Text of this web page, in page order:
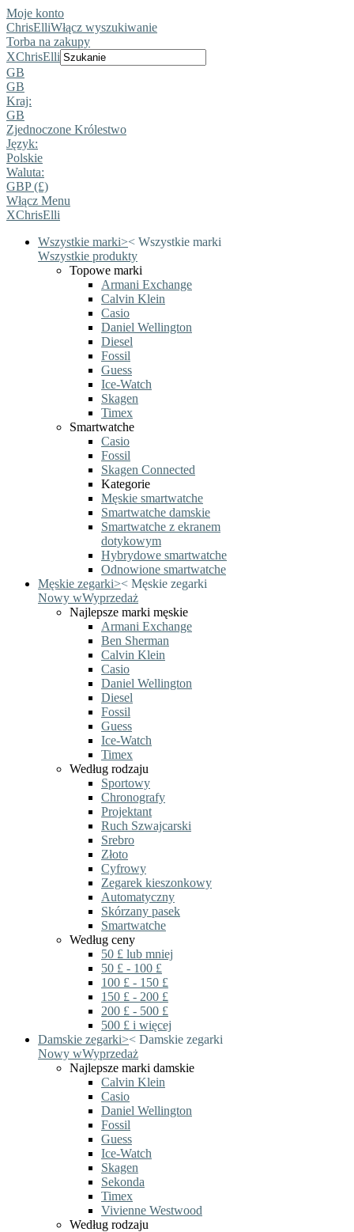
Moje konto
ChrisElliWłącz wyszukiwanie
Torba na zakupy
XChrisElli
GB
GB
Kraj:
GB
Zjednoczone Królestwo
Język:
Polskie
Waluta:
GBP (£)
Włącz Menu
XChrisElli
Wszystkie marki>< Wszystkie marki
Wszystkie produkty
Topowe marki
Armani Exchange
Calvin Klein
Casio
Daniel Wellington
Diesel
Fossil
Guess
Ice-Watch
Skagen
Timex
Smartwatche
Casio
Fossil
Skagen Connected
Kategorie
Męskie smartwatche
Smartwatche damskie
Smartwatche z ekranem
dotykowym
Hybrydowe smartwatche
Odnowione smartwatche
Męskie zegarki>< Męskie zegarki
Nowy wWyprzedaż
Najlepsze marki męskie
Armani Exchange
Ben Sherman
Calvin Klein
Casio
Daniel Wellington
Diesel
Fossil
Guess
Ice-Watch
Timex
Według rodzaju
Sportowy
Chronografy
Projektant
Ruch Szwajcarski
Srebro
Złoto
Cyfrowy
Zegarek kieszonkowy
Automatyczny
Skórzany pasek
Smartwatche
Według ceny
50 £ lub mniej
50 £ - 100 £
100 £ - 150 £
150 £ - 200 £
200 £ - 500 £
500 £ i więcej
Damskie zegarki>< Damskie zegarki
Nowy wWyprzedaż
Najlepsze marki damskie
Calvin Klein
Casio
Daniel Wellington
Fossil
Guess
Ice-Watch
Skagen
Sekonda
Timex
Vivienne Westwood
Według rodzaju